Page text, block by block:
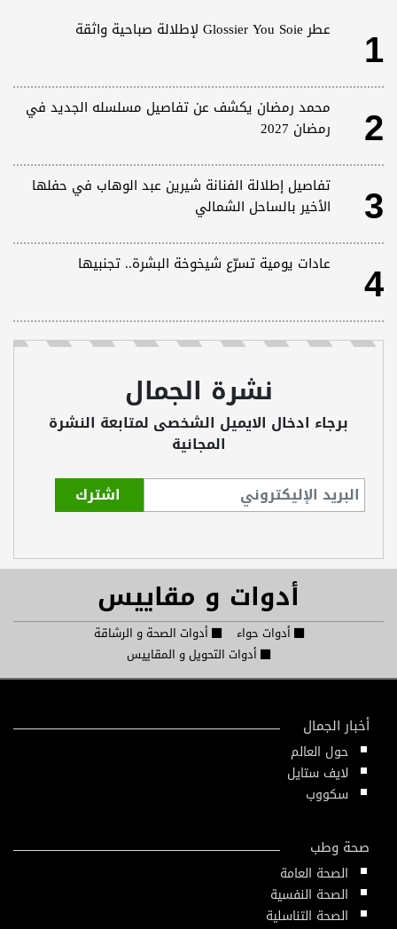
1 عطر Glossier You Soie لإطلالة صباحية واثقة
2
محمد رمضان يكشف عن تفاصيل مسلسله الجديد في
رمضان 2027
3
تفاصيل إطلالة الفنانة شيرين عبد الوهاب في حفلها
الأخير بالساحل الشمالي
4 عادات يومية تسرّع شيخوخة البشرة.. تجنبيها
نشرة الجمال
برجاء ادخال الايميل الشخصى لمتابعة النشرة
المجانية
أدوات و مقاييس
أدوات حواء
أدوات الصحة و الرشاقة
أدوات التحويل و المقاييس
أخبار الجمال
حول العالم
لايف ستايل
سكووب
صحة وطب
الصحة العامة
الصحة النفسية
الصحة التناسلية